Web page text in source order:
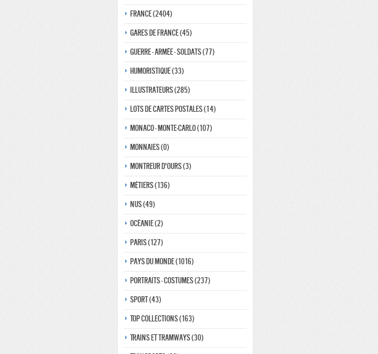
France (2404)
Gares de france (45)
Guerre - Armée - Soldats (77)
Humoristique (33)
Illustrateurs (285)
Lots de Cartes Postales (14)
Monaco - monte-carlo (107)
Monnaies (0)
Montreur d'ours (3)
Métiers (136)
Nus (49)
Océanie (2)
Paris (127)
Pays du monde (1016)
Portraits - costumes (237)
Sport (43)
Top collections (163)
Trains et tramways (30)